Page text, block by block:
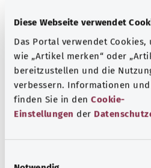
Diese Webseite verwendet
Das Portal verwendet Cookies,
wie „Artikel merken“ oder
bereitzustellen und die
verbessern. Informationen
finden Sie in den Cookie-
Einstellungen der
Mehr erfahren